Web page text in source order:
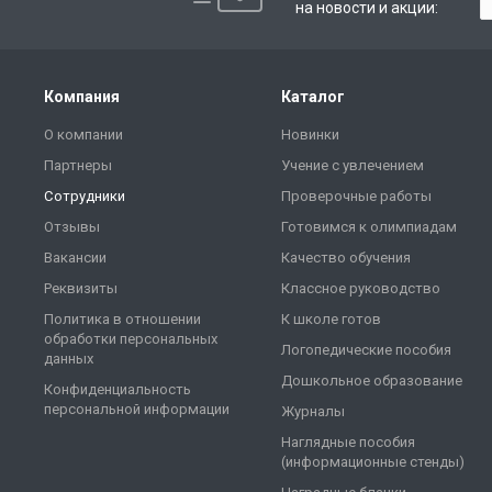
на новости и акции:
Компания
О компании
Партнеры
Сотрудники
Отзывы
Вакансии
Реквизиты
Политика в отношении
обработки персональных
данных
Конфиденциальность
персональной информации
Каталог
Новинки
Учение с увлечением
Проверочные работы
Готовимся к олимпиадам
Качество обучения
Классное руководство
К школе готов
Логопедические пособия
Дошкольное образование
Журналы
Наглядные пособия
(информационные стенды)